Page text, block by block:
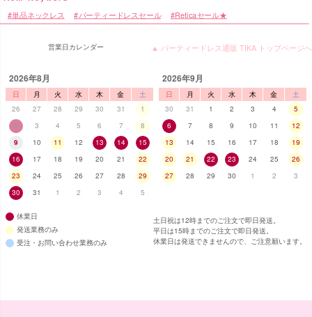
単品ネックレス パーティードレスセール Reticaセール★
▲ パーティードレス通販 TIKA トップページへ
営業日カレンダー
2026年8月
日 月 火 水 木 金
土
26
27 28 29 30 31
1
2
3 4 5 6 7
8
9
10 11 12 13 14
15
16
17 18 19 20 21
22
23
24 25 26 27 28
29
30
31 1 2 3 4 5
2026年9月
日 月 火 水 木 金
土
30
31 1 2 3 4
5
6
7 8 9 10 11
12
13
14 15 16 17 18
19
20
21 22 23 24 25
26
27
28 29 30 1 2 3
休業日
発送業務のみ
受注・お問い合わせ業務のみ
土日祝は12時までのご注文で即日発送。
平日は15時までのご注文で即日発送。
休業日は発送できませんので、ご注意願います。